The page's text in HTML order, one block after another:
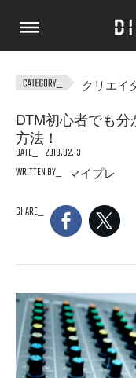
クリエイ
DTM初心者でも
方法！
DATE
2019.02.13
WRITTEN BY
マイプレ
SHARE